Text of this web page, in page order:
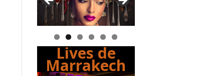
Lives de
Marrakech